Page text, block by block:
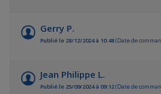
Gerry P.
Publié le 28/12/2024 à 10:48(Date de
Jean Philippe L.
Publié le 25/09/2024 à 09:12(Date de